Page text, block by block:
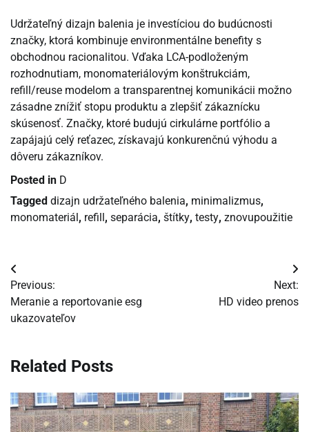
Udržateľný dizajn balenia je investíciou do budúcnosti
značky, ktorá kombinuje environmentálne benefity s
obchodnou racionalitou. Vďaka LCA-podloženým
rozhodnutiam, monomateriálovým konštrukciám,
refill/reuse modelom a transparentnej komunikácii možno
zásadne znížiť stopu produktu a zlepšiť zákaznícku
skúsenosť. Značky, ktoré budujú cirkulárne portfólio a
zapájajú celý reťazec, získavajú konkurenčnú výhodu a
dôveru zákazníkov.
Posted in D
Tagged dizajn udržateľného balenia, minimalizmus,
monomateriál, refill, separácia, štítky, testy, znovupoužitie
Navigácia
v
článku
Previous:
Meranie a reportovanie esg
ukazovateľov
Next:
HD video prenos
Related Posts